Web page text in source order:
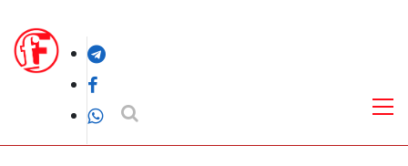
содержимомуTelegram
Facebook
WhatsApp